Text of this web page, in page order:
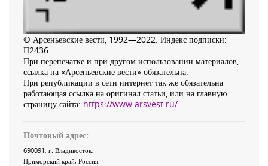
© Арсеньевские вести, 1992—2022. Индекс подписки:
П2436
При перепечатке и при другом использовании материалов,
ссылка на «Арсеньевские вести» обязательна.
При републикации в сети интернет так же обязательна
работающая ссылка на оригинал статьи, или на главную
страницу сайта: https://www.arsvest.ru/
Почтовый адрес:
690091, г. Владивосток,
Приморский край, Россия